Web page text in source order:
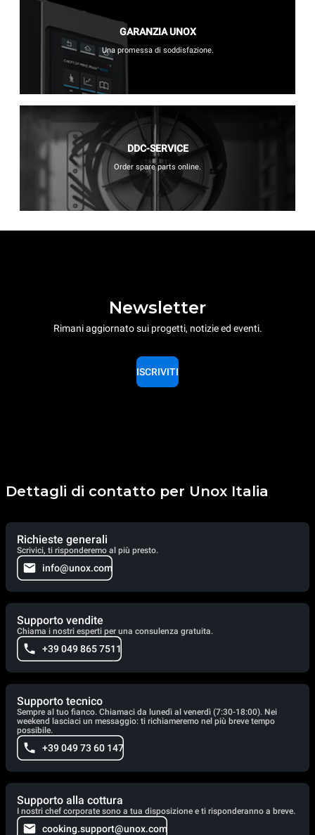
GARANZIA UNOX
Una promessa di soddisfazione.
DDC-SERVICE
Order spare parts online.
Newsletter
Rimani aggiornato sui progetti, notizie ed eventi.
ISCRIVITI
Dettagli di contatto per Unox Italia
Richieste generali
Scrivici, ti risponderemo al più presto.
info@unox.com
Supporto vendite
Chiama i nostri esperti per una consulenza gratuita.
+39 049 865 7511
Supporto tecnico
Sempre al tuo fianco. Chiamaci da lunedì al venerdì (7:30-18:00). Nei
weekend lasciaci un messaggio: ti richiameremo nel più breve tempo
possibile.
+39 049 73 60 147
Supporto alla cottura
I nostri chef corporate sono a tua disposizione e ti risponderanno a breve.
cooking.support@unox.com